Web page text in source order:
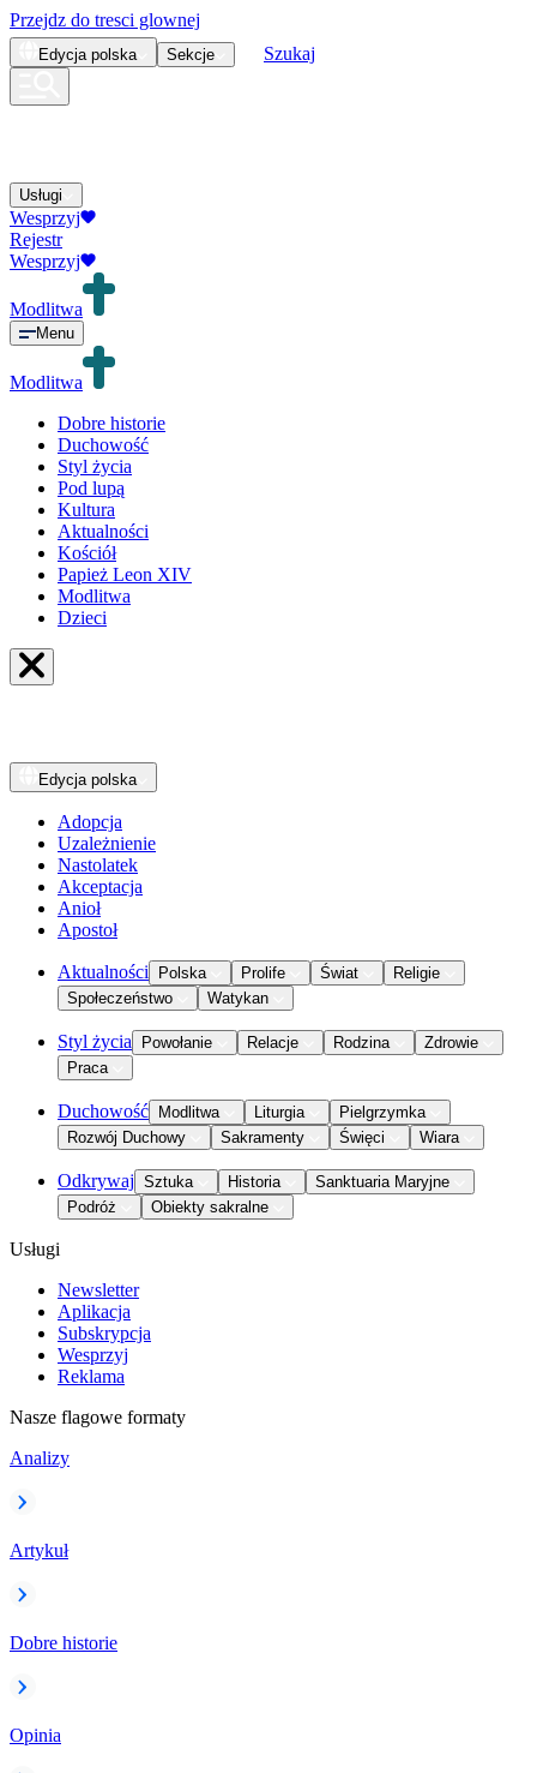
Przejdz do tresci glownej
Edycja polska Sekcje Szukaj
Usługi
Wesprzyj
Rejestr
Wesprzyj
Modlitwa
Menu
Modlitwa
Dobre historie
Duchowość
Styl życia
Pod lupą
Kultura
Aktualności
Kościół
Papież Leon XIV
Modlitwa
Dzieci
Edycja polska
Adopcja
Uzależnienie
Nastolatek
Akceptacja
Anioł
Apostoł
Aktualności Polska Prolife Świat
Religie
Społeczeństwo
Watykan
Styl życia Powołanie Relacje Rodzina
Zdrowie
Praca
Duchowość Modlitwa Liturgia
Pielgrzymka
Rozwój Duchowy
Sakramenty Święci Wiara
Odkrywaj Sztuka Historia
Sanktuaria Maryjne
Podróż
Obiekty sakralne
Usługi
Newsletter
Aplikacja
Subskrypcja
Wesprzyj
Reklama
Nasze flagowe formaty
Analizy
Artykuł
Dobre historie
Opinia